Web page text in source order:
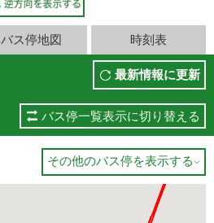
バス停地図 時刻表
最新情報に更新
バス停一覧表示に切り替える
その他のバス停を表示する 